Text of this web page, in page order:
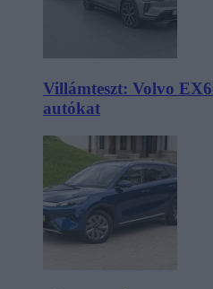
Villámteszt: Volvo
autókat